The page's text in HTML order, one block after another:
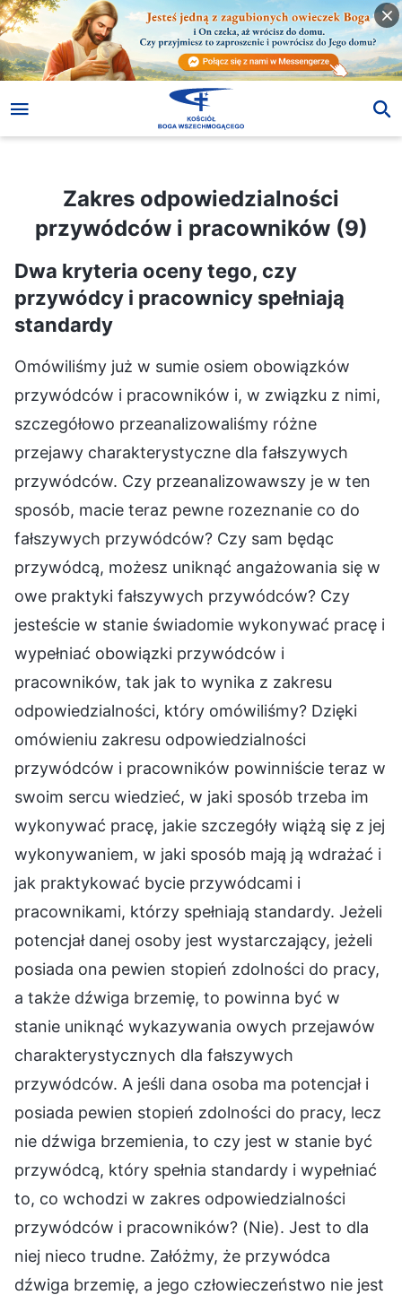
Zakres odpowiedzialności
przywódców i pracowników (9)
Dwa kryteria oceny tego, czy
przywódcy i pracownicy spełniają
standardy
Omówiliśmy już w sumie osiem obowiązków
przywódców i pracowników i, w związku z nimi,
szczegółowo przeanalizowaliśmy różne
przejawy charakterystyczne dla fałszywych
przywódców. Czy przeanalizowawszy je w ten
sposób, macie teraz pewne rozeznanie co do
fałszywych przywódców? Czy sam będąc
przywódcą, możesz uniknąć angażowania się w
owe praktyki fałszywych przywódców? Czy
jesteście w stanie świadomie wykonywać pracę i
wypełniać obowiązki przywódców i
pracowników, tak jak to wynika z zakresu
odpowiedzialności, który omówiliśmy? Dzięki
omówieniu zakresu odpowiedzialności
przywódców i pracowników powinniście teraz w
swoim sercu wiedzieć, w jaki sposób trzeba im
wykonywać pracę, jakie szczegóły wiążą się z jej
wykonywaniem, w jaki sposób mają ją wdrażać i
jak praktykować bycie przywódcami i
pracownikami, którzy spełniają standardy. Jeżeli
potencjał danej osoby jest wystarczający, jeżeli
posiada ona pewien stopień zdolności do pracy,
a także dźwiga brzemię, to powinna być w
stanie uniknąć wykazywania owych przejawów
charakterystycznych dla fałszywych
przywódców. A jeśli dana osoba ma potencjał i
posiada pewien stopień zdolności do pracy, lecz
nie dźwiga brzemienia, to czy jest w stanie być
przywódcą, który spełnia standardy i wypełniać
to, co wchodzi w zakres odpowiedzialności
przywódców i pracowników? (Nie). Jest to dla
niej nieco trudne. Załóżmy, że przywódca
dźwiga brzemię, a jego człowieczeństwo nie jest